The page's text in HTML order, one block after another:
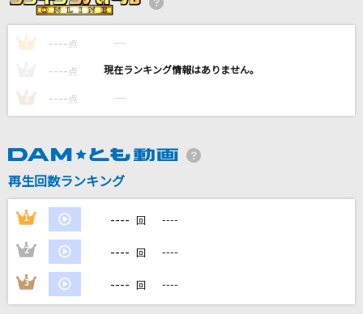
iCO
蕾
[生音]ray
Omoinotake
カラオケ最新情報をチェック！
1 ---- 点 ----
---- 点 ----
3 ---- 点 ----
再生回数ランキング
1 ---- 回 ----
2 ---- 回 ----
3 ---- 回 ----